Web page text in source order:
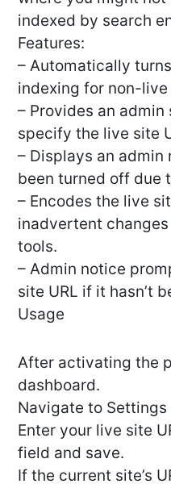
indexed by search
Features:
– Automatically
indexing for non-live
– Provides an
specify the live site
– Displays an
been turned off due
– Encodes the live
inadvertent
tools.
– Admin notice
site URL if it hasn’t
Usage
After activating the
dashboard.
Navigate to
Enter your live site
field and save.
If the current site’s